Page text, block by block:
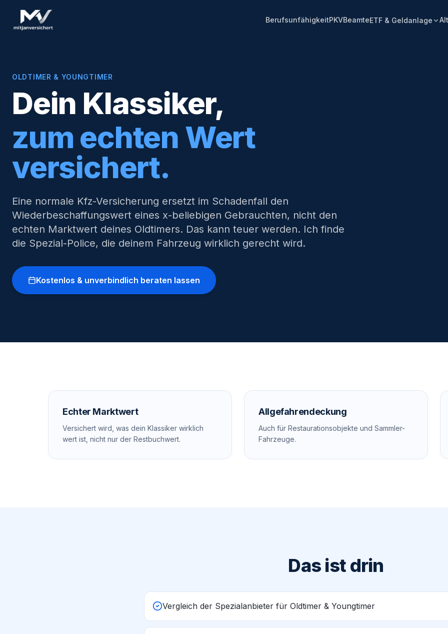
BerufsunfähigkeitPKVBeamteETF & Geldanlage
OLDTIMER & YOUNGTIMER
Dein Klassiker,
zum echten Wert
versichert.
Eine normale Kfz-Versicherung ersetzt im Schadenfall den
Wiederbeschaffungswert eines x-beliebigen Gebrauchten, nicht den
echten Marktwert deines Oldtimers. Das kann teuer werden. Ich finde
die Spezial-Police, die deinem Fahrzeug wirklich gerecht wird.
Kostenlos & unverbindlich beraten lassen
Echter Marktwert
Versichert wird, was dein Klassiker wirklich
wert ist, nicht nur der Restbuchwert.
Allgefahrendeckung
Auch für Restaurationsobjekte und Sammler-
Fahrzeuge.
Das ist drin
Vergleich der Spezialanbieter für Oldtimer & Youngtimer